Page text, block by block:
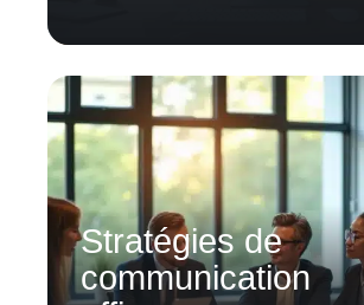
Stratégies de
communication